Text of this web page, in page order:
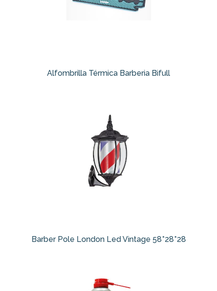
Alfombrilla Térmica Barberia Bifull
Barber Pole London Led Vintage 58*28*28